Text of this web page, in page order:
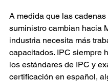
A medida que las cadenas
suministro cambian hacia
industria necesita más
capacitados. IPC siempre
los estándares de IPC y
certificación en español,